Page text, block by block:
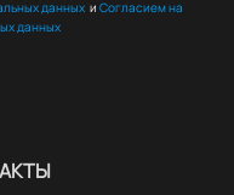
данных и Согласием на
данных